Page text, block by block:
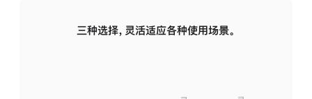
三种选择，灵活适应各种使用场景。